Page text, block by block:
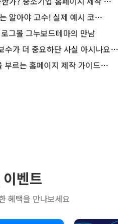
알아야 고수! 실제 예시 코…
그몰 그누보드테마의 만남
수가 더 중요하단 사실 아시나요…
부르는 홈페이지 제작 가이드…
벤트
혜택을 만나보세요